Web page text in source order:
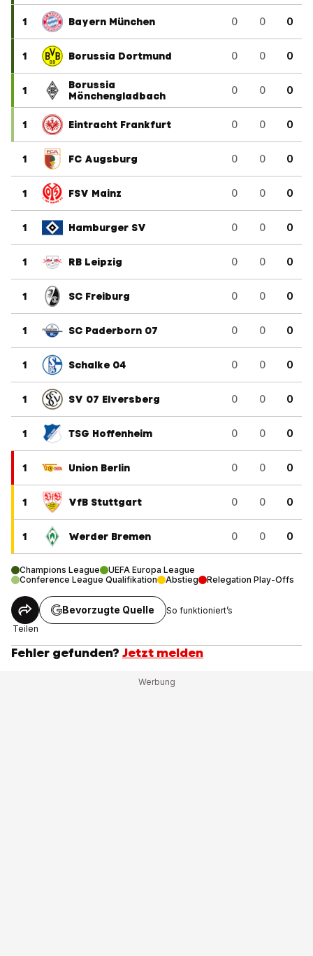
1 Bayern München 0 0 0
1 Borussia Dortmund 0 0 0
1
Borussia
Mönchengladbach
0 0 0
1 Eintracht Frankfurt 0 0 0
1 FC Augsburg 0 0 0
1 FSV Mainz 0 0 0
1 Hamburger SV 0 0 0
1 RB Leipzig 0 0 0
1 SC Freiburg 0 0 0
1 SC Paderborn 07 0 0 0
1 Schalke 04 0 0 0
1 SV 07 Elversberg 0 0 0
1 TSG Hoffenheim 0 0 0
1 Union Berlin 0 0 0
1 VfB Stuttgart 0 0 0
1 Werder Bremen 0 0 0
Champions League
UEFA Europa League
Conference League Qualifikation
Abstieg Relegation Play-Offs
Teilen
Bevorzugte Quelle So funktioniert’s
Fehler gefunden? Jetzt melden